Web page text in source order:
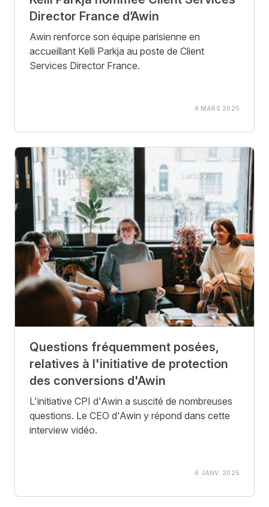
Director France d’Awin
Awin renforce son équipe parisienne en
accueillant Kelli Parkja au poste de Client
Services Director France.
4 MARS 2025
Questions fréquemment posées,
relatives à l'initiative de protection
des conversions d'Awin
L'initiative CPI d'Awin a suscité de nombreuses
questions. Le CEO d'Awin y répond dans cette
interview vidéo.
6 JANV. 2025